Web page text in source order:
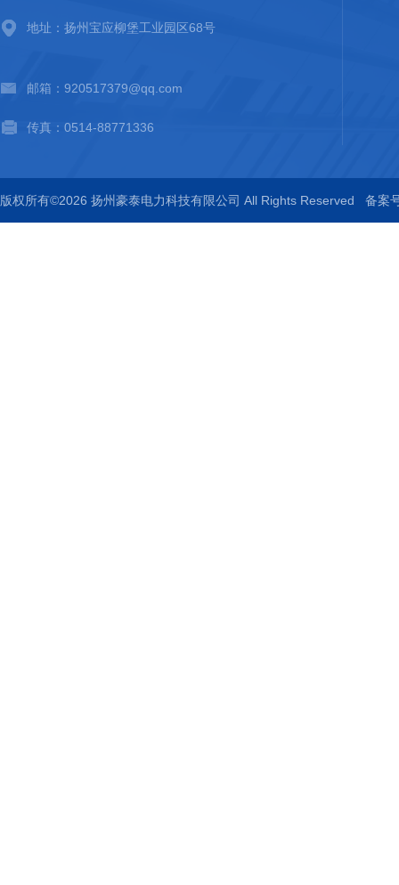
地址：扬州宝应柳堡工业园区68号
邮箱：920517379@qq.com
传真：0514-88771336
版权所有©2026 扬州豪泰电力科技有限公司 All Rights Reserved 备案